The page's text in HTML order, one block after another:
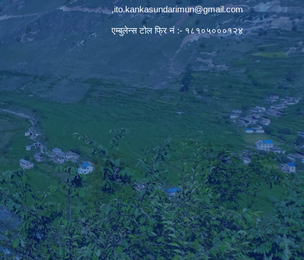
,ito.kankasundarimun@gmail.com
एम्बुलेन्स टोल फ्रि नं :- १८१०५०००१२४